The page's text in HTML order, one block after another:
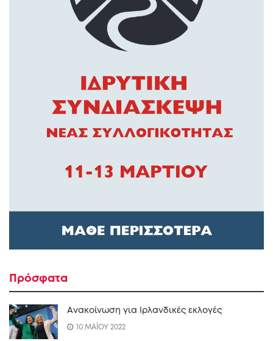
Πρόσφατα
Ανακοίνωση για Ιρλανδικές εκλογές
10 ΜΑΪΟΥ 2022